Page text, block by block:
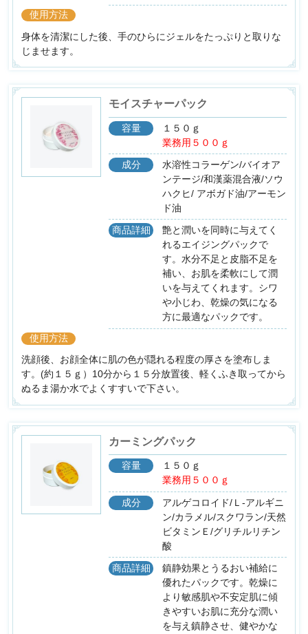
使用方法
身体を清潔にした後、手のひらにジェルをたっぷりと取りな
じませます。
モイスチャーパック
容量
１５０ｇ
業務用５００ｇ
成分
水溶性コラーゲン/バイオア
ンテージ/和漢薬混合液/ソウ
ハクヒ/ アボガド油/アーモン
ド油
商品詳細
艶と潤いを同時に与えてく
れるエイジングパックで
す。水分不足と皮脂不足を
補い、お肌を柔軟にして潤
いを与えてくれます。シワ
や小じわ、乾燥の気になる
方に最適なパックです。
使用方法
洗顔後、お顔全体に肌の色が隠れる程度の厚さを塗布しま
す。(約１５ｇ）10分から１５分放置後、軽くふき取ってから
ぬるま湯か水でよくすすいで下さい。
カーミングパック
容量
１５０ｇ
業務用５００ｇ
成分
アルゲコロイド/Ｌ-アルギニ
ン/カラメル/スクワラン/天然
ビタミンＥ/グリチルリチン
酸
商品詳細
鎮静効果とうるおい補給に
優れたパックです。乾燥に
より敏感肌や不安定肌に傾
きやすいお肌に充分な潤い
を与え鎮静させ、健やかな